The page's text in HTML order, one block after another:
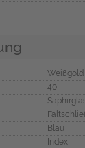
Weißgold
40
Blau
Index